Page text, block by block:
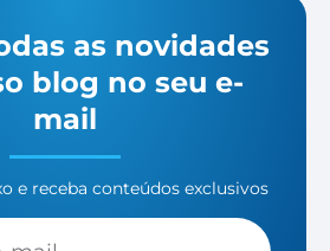
as novidades
blog no seu e-
mail
e receba conteúdos exclusivos